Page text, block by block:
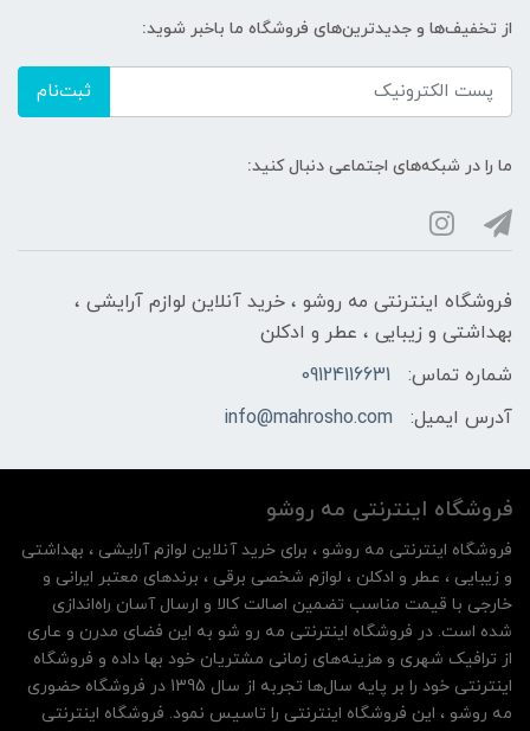
از تخفیف‌ها و جدیدترین‌های فروشگاه ما باخبر شوید:
ثبت‌نام
ما را در شبکه‌های اجتماعی دنبال کنید:
فروشگاه اینترنتی مه‌ رو‌شو ، خرید آنلاین لوازم آرایشی ،
بهداشتی و زیبایی ، عطر و ادکلن
شماره تماس:
09124116631
آدرس ایمیل:
info@mahrosho.com
فروشگاه اینترنتی مه‌ رو‌شو
فروشگاه اینترنتی مه‌ رو‌شو ، برای خرید آنلاین لوازم آرایشی ، بهداشتی
و زیبایی ، عطر و ادکلن ، لوازم شخصی برقی ، برندهای معتبر ایرانی و
خارجی با قیمت مناسب تضمین اصالت کالا و ارسال آسان راه‌اندازی
شده است. در فروشگاه اینترنتی مه رو شو به این فضای مدرن و عاری
از ترافیک شهری و هزینه‌های زمانی مشتریان خود بها داده و فروشگاه
اینترنتی خود را بر پایه سال‌ها تجربه از سال 1395 در فروشگاه حضوری
مه روشو ، این فروشگاه اینترنتی را تاسیس نمود. فروشگاه اینترنتی